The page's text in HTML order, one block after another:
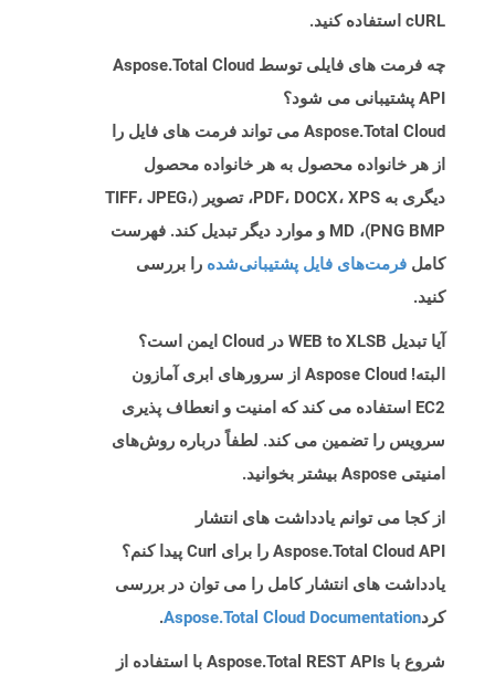
cURL استفاده کنید.
چه فرمت های فایلی توسط Aspose.Total Cloud
API پشتیبانی می شود؟
Aspose.Total Cloud می تواند فرمت های فایل را
از هر خانواده محصول به هر خانواده محصول
دیگری به PDF، DOCX، XPS، تصویر (TIFF، JPEG،
PNG BMP)، MD و موارد دیگر تبدیل کند. فهرست
کامل فرمت‌های فایل پشتیبانی‌شده را بررسی
کنید.
آیا تبدیل WEB to XLSB در Cloud ایمن است؟
البته! Aspose Cloud از سرورهای ابری آمازون
EC2 استفاده می کند که امنیت و انعطاف پذیری
سرویس را تضمین می کند. لطفاً درباره روش‌های
امنیتی Aspose بیشتر بخوانید.
از کجا می توانم یادداشت های انتشار
Aspose.Total Cloud API را برای Curl پیدا کنم؟
یادداشت های انتشار کامل را می توان در بررسی
کردAspose.Total Cloud Documentation
.
شروع با Aspose.Total REST APIs با استفاده از